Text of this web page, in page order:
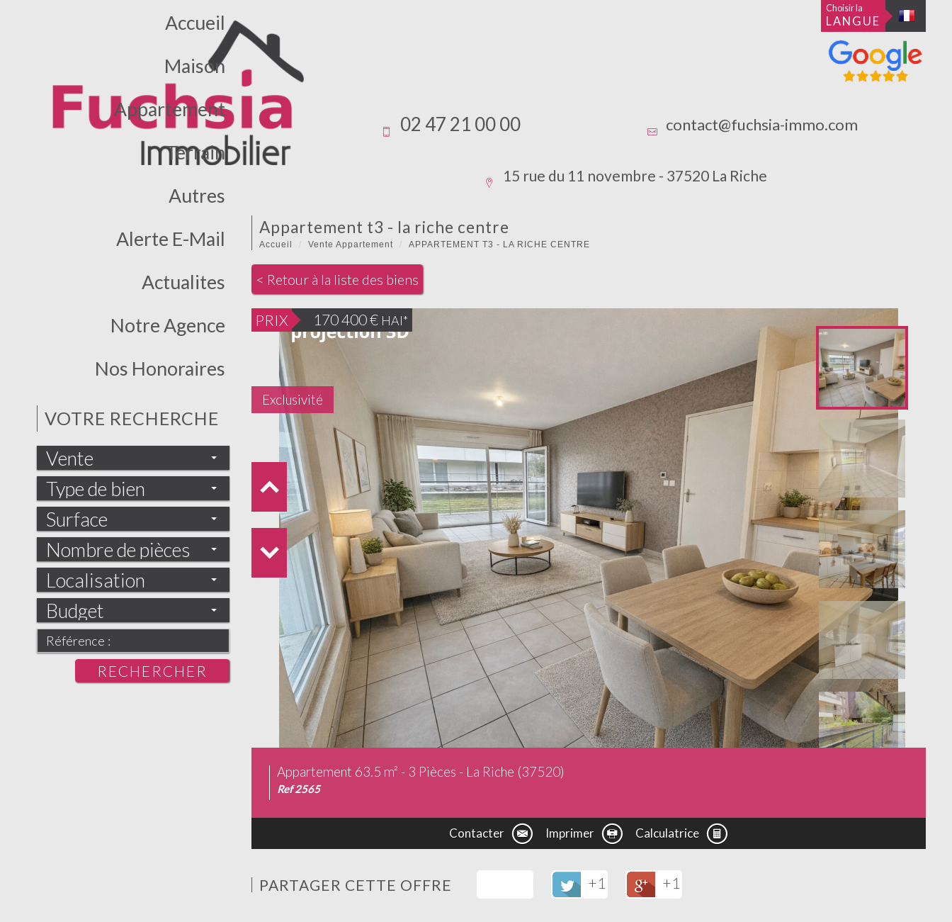
Choisir la
LANGUE
02 47 21 00 00 contact@fuchsia-immo.com
15 rue du 11 novembre - 37520 La Riche
Accueil
Maison
Appartement
Terrain
Autres
Alerte E-Mail
Actualites
Notre Agence
Nos Honoraires
VOTRE RECHERCHE
Vente
Type de bien
Surface
Nombre de pièces
Localisation
Budget
RECHERCHER
appartement t3 - la riche centre
Accueil Vente Appartement APPARTEMENT T3 - LA RICHE CENTRE
< Retour à la liste des biens
PRIX 170 400€ HAI*
Exclusivité
Appartement 63.5 m² - 3 Pièces - La Riche (37520)
Ref 2565
Contacter Imprimer Calculatrice
PARTAGER CETTE OFFRE +1 +1